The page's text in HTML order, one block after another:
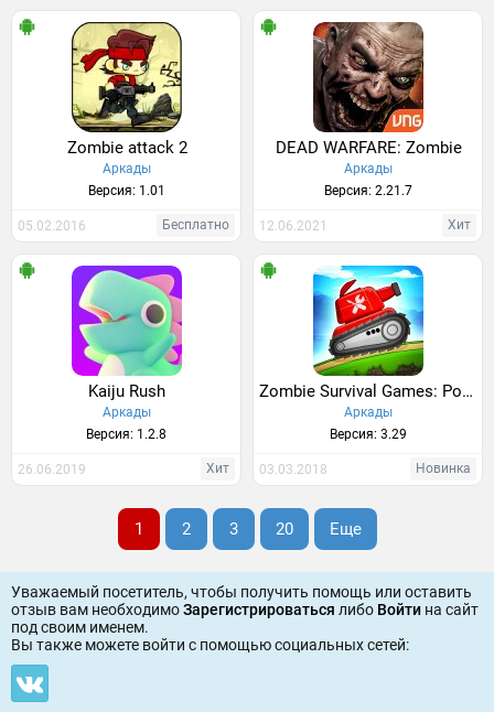
Zombie attack 2
Аркады
Версия: 1.01
05.02.2016 Бесплатно
DEAD WARFARE: Zombie
Аркады
Версия: 2.21.7
12.06.2021 Хит
Kaiju Rush
Аркады
Версия: 1.2.8
26.06.2019 Хит
Zombie Survival Games: Pocket Tanks Battle
Аркады
Версия: 3.29
03.03.2018 Новинка
1 2 3 20 Еще
Уважаемый посетитель, чтобы получить помощь или оставить
отзыв вам необходимоЗарегистрироваться либо Войти на сайт
под своим именем.
Вы также можете войти c помощью социальных сетей: